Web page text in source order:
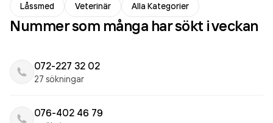
Låssmed
Veterinär Alla Kategorier
Nummer som många har sökt i veckan
072-227 32 02
27 sökningar
076-402 46 79